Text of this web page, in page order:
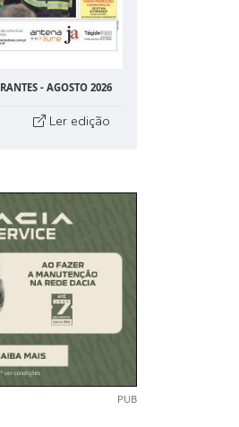
- AGOSTO 2026
Ler edição
PUB